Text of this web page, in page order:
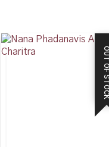
OUT OF STOCK